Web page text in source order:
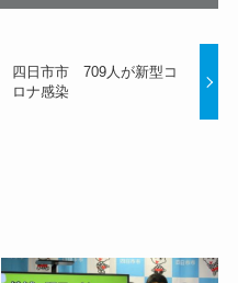
四日市市 709人が新型コ
ロナ感染